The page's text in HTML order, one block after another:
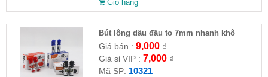
Giỏ hàng
Bút lông dầu đầu to 7mm nhanh khô
Giá bán : 9,000₫
Giá sỉ VIP : 7,000₫
Mã SP: 10321